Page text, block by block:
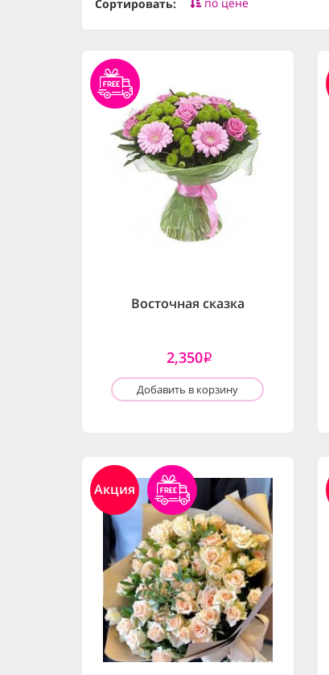
Сортировать:
Восточная сказка
2,350i
Добавить в корзину
Акция